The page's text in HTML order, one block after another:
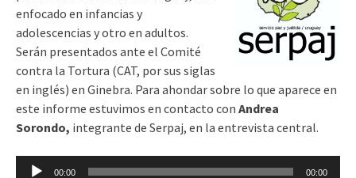
enfocado en infancias y
adolescencias y otro en adultos.
Serán presentados ante el Comité
contra la Tortura (CAT, por sus siglas
en inglés) en Ginebra. Para ahondar sobre lo que aparece en
este informe estuvimos en contacto con Andrea
Sorondo, integrante de Serpaj, en la entrevista central.
Reproductor
00:00 00:00